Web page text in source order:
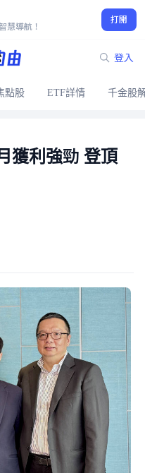
慧導航！
打開
登入
點股 ETF詳情 千金股
獲利強勁 登頂